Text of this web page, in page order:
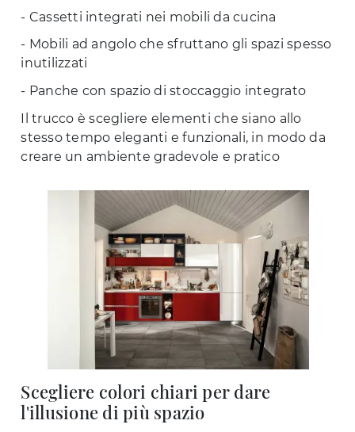
- Cassetti integrati nei mobili da cucina
- Mobili ad angolo che sfruttano gli spazi spesso
inutilizzati
- Panche con spazio di stoccaggio integrato
Il trucco è scegliere elementi che siano allo
stesso tempo eleganti e funzionali, in modo da
creare un ambiente gradevole e pratico
Scegliere colori chiari per dare
l'illusione di più spazio